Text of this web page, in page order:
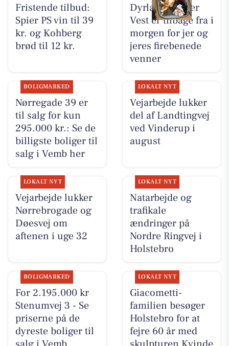
Fristende tilbud:
Spier PS vin til 39
kr. og Kohberg
brød til 12 kr.
Dyrlæge Center
Vest er tilbage fra i
morgen for jer og
jeres firebenede
venner
BOLIGMARKED
Nørregade 39 er
til salg for kun
295.000 kr.: Se de
billigste boliger til
salg i Vemb her
LOKALT NYT
Vejarbejde lukker
del af Landtingvej
ved Vinderup i
august
LOKALT NYT
Vejarbejde lukker
Nørrebrogade og
Døesvej om
aftenen i uge 32
LOKALT NYT
Natarbejde og
trafikale
ændringer på
Nordre Ringvej i
Holstebro
BOLIGMARKED
For 2.195.000 kr
Stenumvej 3 - Se
priserne på de
dyreste boliger til
LOKALT NYT
Giacometti-
familien besøger
Holstebro for at
fejre 60 år med